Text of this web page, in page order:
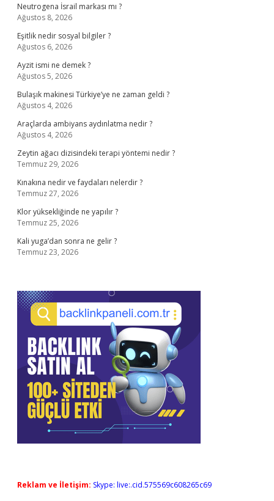
Neutrogena İsrail markası mı ?
Ağustos 8, 2026
Eşitlik nedir sosyal bilgiler ?
Ağustos 6, 2026
Ayzit ismi ne demek ?
Ağustos 5, 2026
Bulaşık makinesi Türkiye’ye ne zaman geldi ?
Ağustos 4, 2026
Araçlarda ambiyans aydınlatma nedir ?
Ağustos 4, 2026
Zeytin ağacı dizisindeki terapi yöntemi nedir ?
Temmuz 29, 2026
Kınakına nedir ve faydaları nelerdir ?
Temmuz 27, 2026
Klor yüksekliğinde ne yapılır ?
Temmuz 25, 2026
Kali yuga’dan sonra ne gelir ?
Temmuz 23, 2026
Reklam ve İletişim: Skype: live:.cid.575569c608265c69